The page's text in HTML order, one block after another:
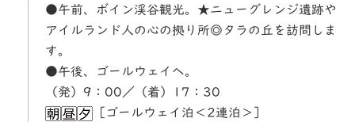
●午前、ボイン渓谷観光。★ニューグレンジ遺跡や
アイルランド人の心の拠り所◎タラの丘を訪問しま
す。
●午後、ゴールウェイへ。
（発）9：00／（着）17：30
［ゴールウェイ泊＜2連泊＞］